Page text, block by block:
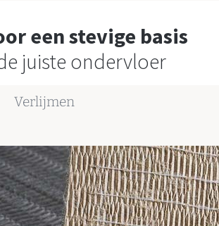
een stevige basis
juiste ondervloer
Verlijmen